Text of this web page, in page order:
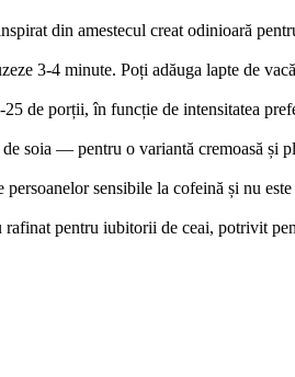
din amestecul creat odinioară
3-4 minute. Poți adăuga lapte de
de porții, în funcție de intensitatea
soia — pentru o variantă cremoasă și
sensibile la cofeină și nu
pentru iubitorii de ceai, potrivit